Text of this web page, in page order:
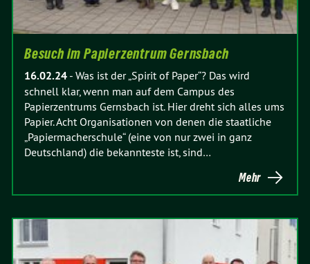
Besuch im Papierzentrum Gernsbach
16.02.24 - Was ist der „Spirit of Paper“? Das wird
schnell klar, wenn man auf dem Campus des
Papierzentrums Gernsbach ist. Hier dreht sich alles ums
Papier. Acht Organisationen von denen die staatliche
„Papiermacherschule“ (eine von nur zwei in ganz
Deutschland) die bekannteste ist, sind…
Mehr